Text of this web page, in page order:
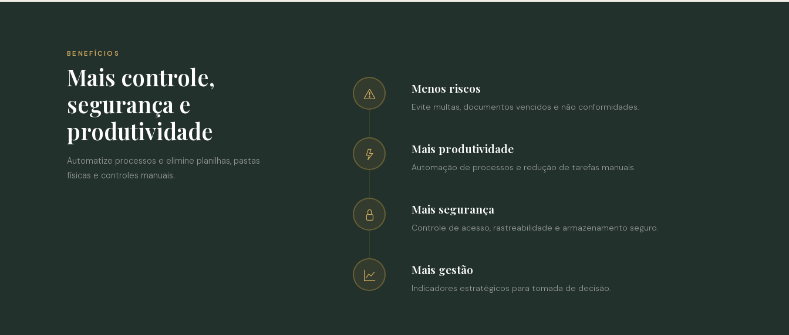
BENEFÍCIOS
Mais controle,
segurança e
produtividade
Automatize processos e elimine planilhas, pastas
físicas e controles manuais.
Menos riscos
Evite multas, documentos vencidos e não conformidades.
Mais produtividade
Automação de processos e redução de tarefas manuais.
Mais segurança
Controle de acesso, rastreabilidade e armazenamento seguro.
Mais gestão
Indicadores estratégicos para tomada de decisão.